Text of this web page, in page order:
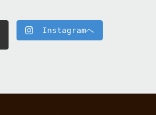
Instagramへ